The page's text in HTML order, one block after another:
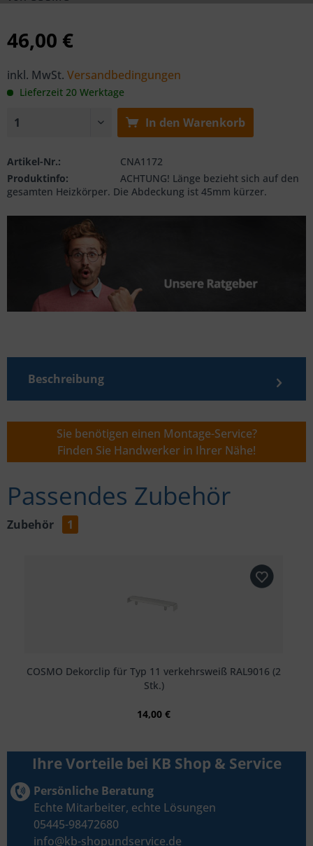
46,00 €
inkl. MwSt. Versandbedingungen
Lieferzeit 20 Werktage
In den Warenkorb
Artikel-Nr.:
CNA1172
Produktinfo:
ACHTUNG! Länge bezieht sich auf den
gesamten Heizkörper. Die Abdeckung ist 45mm kürzer.
Sie benötigen einen Montage-Service?
Finden Sie Handwerker in Ihrer Nähe!
Passendes Zubehör
Zubehör 1
COSMO Dekorclip für Typ 11 verkehrsweiß RAL9016 (2
Stk.)
14,00 €
Ihre Vorteile bei KB Shop & Service
Persönliche Beratung
Echte Mitarbeiter, echte Lösungen
05445-98472680
info@kb-shopundservice.de
Beschreibung